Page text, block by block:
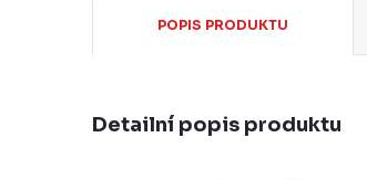
POPIS PRODUKTU
Detailní popis produktu